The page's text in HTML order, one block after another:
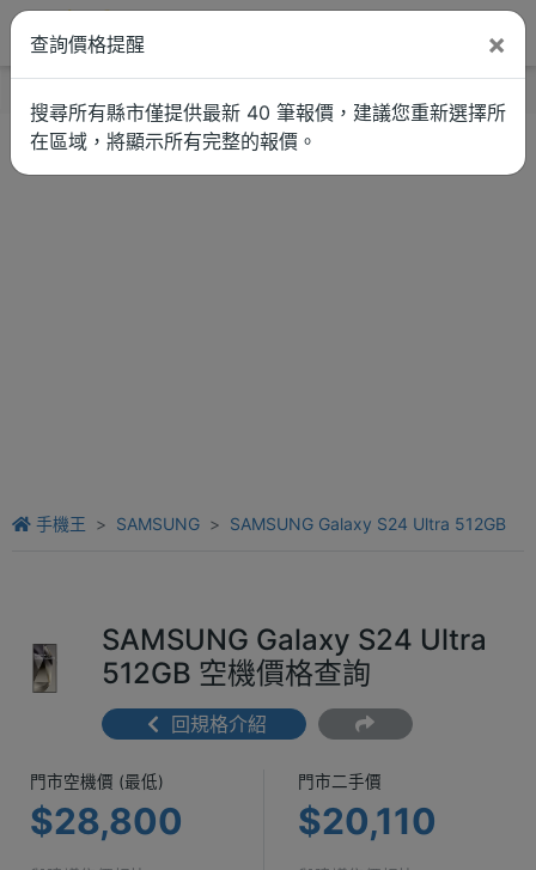
手機王 SAMSUNG SAMSUNG Galaxy S24 Ultra 512GB
SAMSUNG Galaxy S24 Ultra
512GB 空機價格查詢
回規格介紹
門市空機價 (最低) $28,800
門市空機價 (最低)
$28,800
門市二手價
門市二手價
$20,110
查詢價格提醒 ×
搜尋所有縣市僅提供最新 40 筆報價，建議您重新選擇所
在區域，將顯示所有完整的報價。